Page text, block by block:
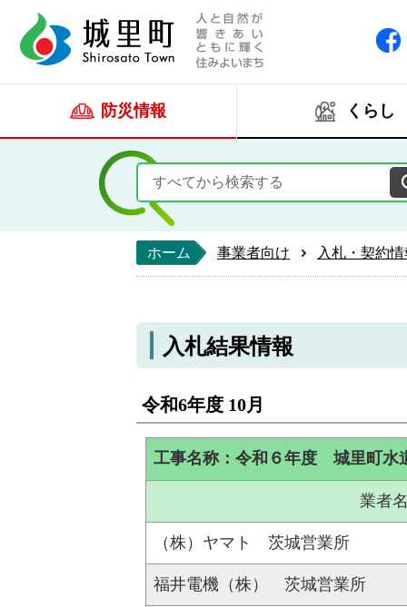
防災情報 くらし
ホーム 事業者向け 入札・契約
入札結果情報
令和6年度 10月
工事名称：令和６年度 城里町水
業者
（株）ヤマト 茨城営業所
福井電機（株） 茨城営業所